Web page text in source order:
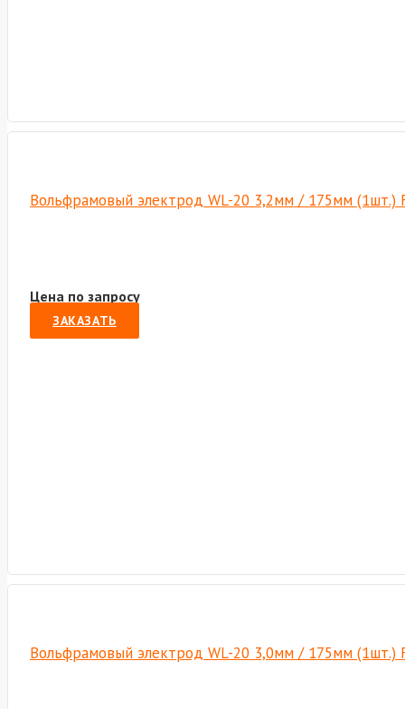
Вольфрамовый электрод WL-20 3,2мм / 175мм (1шт.)
Цена по запросу
ЗАКАЗАТЬ
Вольфрамовый электрод WL-20 3,0мм / 175мм (1шт.)